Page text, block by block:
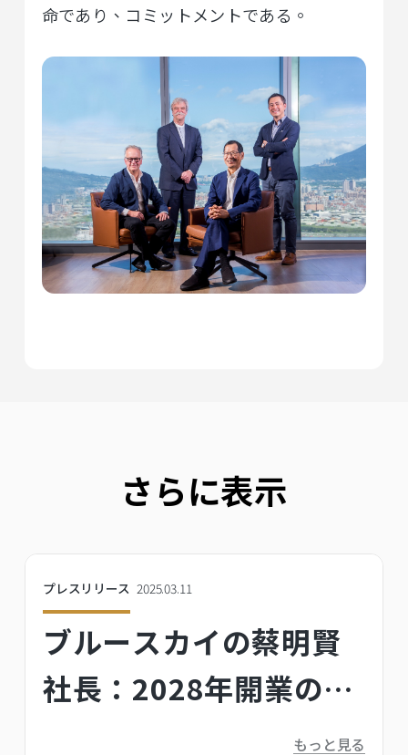
命であり、コミットメントである。
さらに表示
プレスリリース 2025.03.11
ブルースカイの蔡明賢
社長：2028年開業の台
北ツインズには「利他
もっと見る